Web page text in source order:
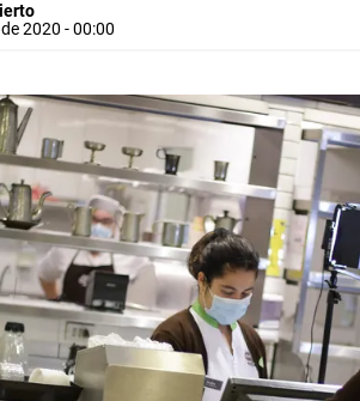
2020 - 00:00